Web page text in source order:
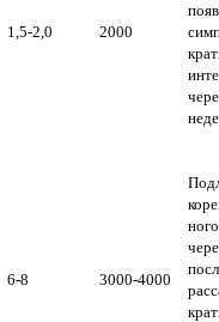
1,5-2,0 2000
6-8 3000-4000